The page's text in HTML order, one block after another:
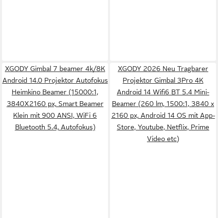
XGODY Gimbal 7 beamer 4k/8K
Android 14.0 Projektor Autofokus
Heimkino Beamer (15000:1,
3840X2160 px, Smart Beamer
Klein mit 900 ANSI, WiFi 6
Bluetooth 5.4, Autofokus)
XGODY 2026 Neu Tragbarer
Projektor Gimbal 3Pro 4K
Android 14 Wifi6 BT 5.4 Mini-
Beamer (260 lm, 1500:1, 3840 x
2160 px, Android 14 OS mit App-
Store, Youtube, Netflix, Prime
Video etc)